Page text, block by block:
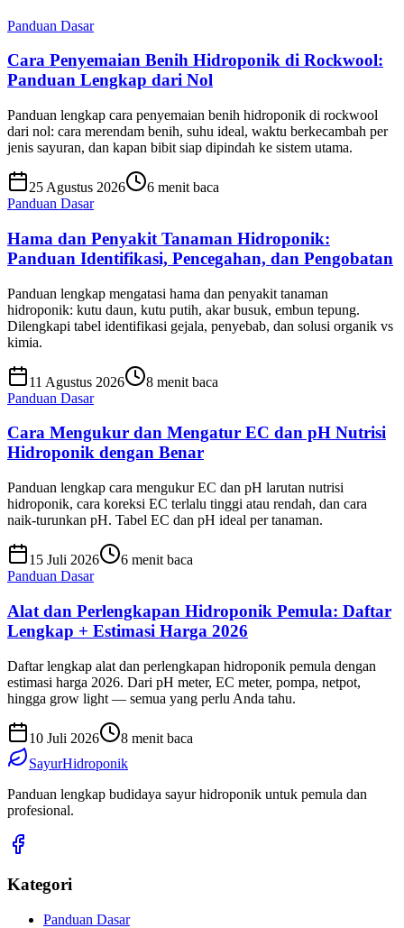
Panduan Dasar
Cara Penyemaian Benih Hidroponik di Rockwool:
Panduan Lengkap dari Nol
Panduan lengkap cara penyemaian benih hidroponik di rockwool
dari nol: cara merendam benih, suhu ideal, waktu berkecambah per
jenis sayuran, dan kapan bibit siap dipindah ke sistem utama.
25 Agustus 2026
6 menit baca
Panduan Dasar
Hama dan Penyakit Tanaman Hidroponik:
Panduan Identifikasi, Pencegahan, dan Pengobatan
Panduan lengkap mengatasi hama dan penyakit tanaman
hidroponik: kutu daun, kutu putih, akar busuk, embun tepung.
Dilengkapi tabel identifikasi gejala, penyebab, dan solusi organik vs
kimia.
11 Agustus 2026
8 menit baca
Panduan Dasar
Cara Mengukur dan Mengatur EC dan pH Nutrisi
Hidroponik dengan Benar
Panduan lengkap cara mengukur EC dan pH larutan nutrisi
hidroponik, cara koreksi EC terlalu tinggi atau rendah, dan cara
naik-turunkan pH. Tabel EC dan pH ideal per tanaman.
15 Juli 2026
6 menit baca
Panduan Dasar
Alat dan Perlengkapan Hidroponik Pemula: Daftar
Lengkap + Estimasi Harga 2026
Daftar lengkap alat dan perlengkapan hidroponik pemula dengan
estimasi harga 2026. Dari pH meter, EC meter, pompa, netpot,
hingga grow light — semua yang perlu Anda tahu.
10 Juli 2026
8 menit baca
SayurHidroponik
Panduan lengkap budidaya sayur hidroponik untuk pemula dan
profesional.
Kategori
Panduan Dasar